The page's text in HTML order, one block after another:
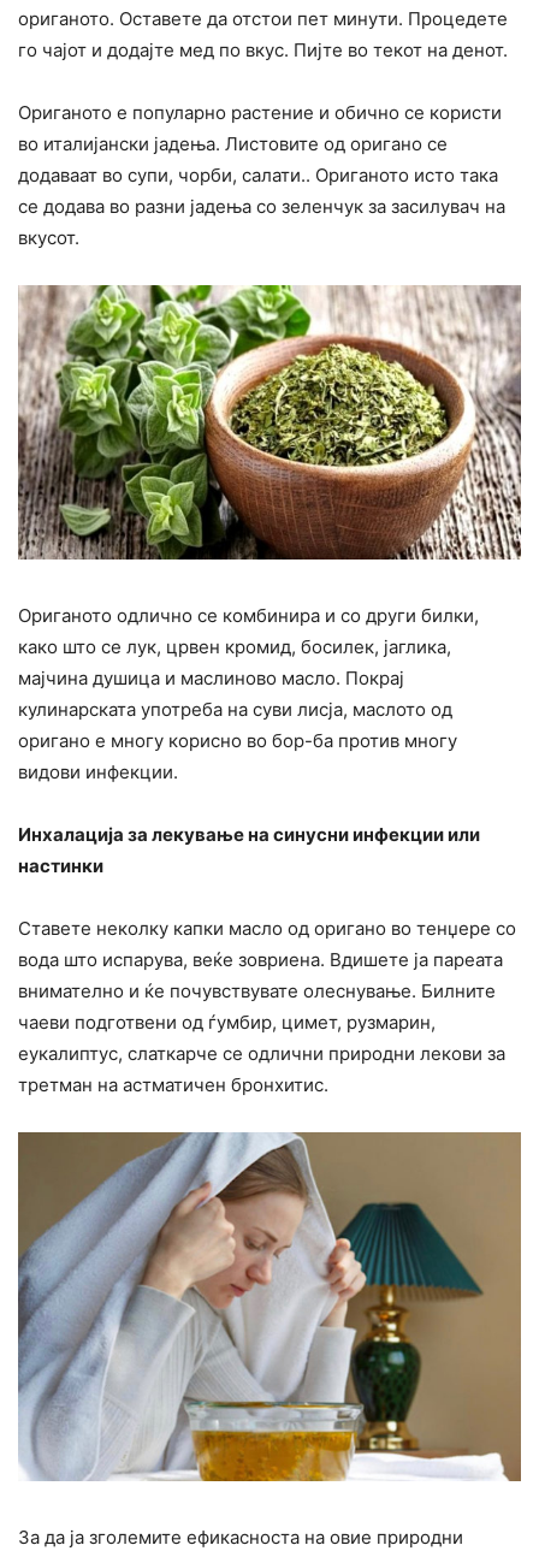
ориганото. Оставете да отстои пет минути. Процедете
го чајот и додајте мед по вкус. Пијте во текот на денот.
Ориганото е популарно растение и обично се користи
во италијански јадења. Листовите од оригано се
додаваат во супи, чорби, салати.. Ориганото исто така
се додава во разни јадења со зеленчук за засилувач на
вкусот.
Ориганото одлично се комбинира и со други билки,
како што се лук, црвен кромид, босилек, јаглика,
мајчина душица и маслиново масло. Покрај
кулинарската употреба на суви лисја, маслото од
оригано е многу корисно во бор-ба против многу
видови инфекции.
Инхалација за лекување на синусни инфекции или
настинки
Ставете неколку капки масло од оригано во тенџере со
вода што испарува, веќе зовриена. Вдишете ја пареата
внимателно и ќе почувствувате олеснување. Билните
чаеви подготвени од ѓумбир, цимет, рузмарин,
еукалиптус, слаткарче се одлични природни лекови за
третман на астматичен бронхитис.
За да ја зголемите ефикасноста на овие природни